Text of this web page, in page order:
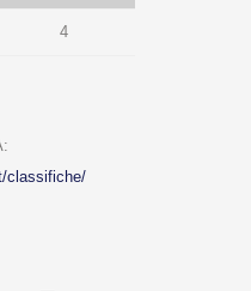
4
classifiche/